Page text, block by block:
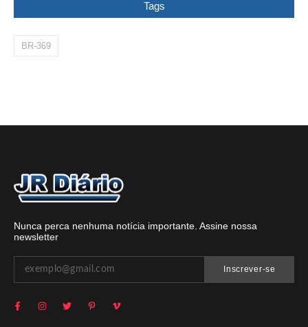
Tags
BR-369
Nunca perca nenhuma notícia importante. Assine nossa
newsletter
Inscrever-se